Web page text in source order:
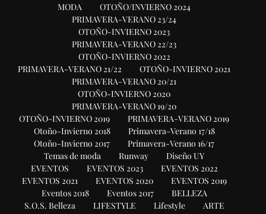
MODA
OTOÑO/INVIERNO 2024
PRIMAVERA-VERANO 23/24
OTOÑO-INVIERNO 2023
PRIMAVERA-VERANO 22/23
OTOÑO-INVIERNO 2022
PRIMAVERA-VERANO 21/22
OTOÑO-INVIERNO 2021
PRIMAVERA-VERANO 20/21
OTOÑO-INVIERNO 2020
PRIMAVERA-VERANO 19/20
OTOÑO-INVIERNO 2019
PRIMAVERA-VERANO 2019
Otoño-Invierno 2018
Primavera-Verano 17/18
Otoño-Invierno 2017
Primavera-Verano 16/17
Temas de moda
Runway
Diseño UY
EVENTOS
EVENTOS 2023
EVENTOS 2022
EVENTOS 2021
EVENTOS 2020
EVENTOS 2019
Eventos 2018
Eventos 2017
BELLEZA
S.O.S. Belleza
LIFESTYLE Lifestyle
ARTE